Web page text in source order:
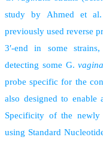
study by Ahmed et
previously used reverse
3ʹ-end in some
detecting some G.
probe specific for the
also designed to enable
Specificity of the newly
using Standard